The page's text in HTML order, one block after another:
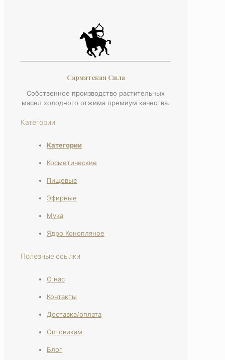
Сарматская Сила
Собственное производство растительных
масел холодного отжима премиум качества.
Категории
Категории
Косметические
Пищевые
Эфирные
Мука
Ядро Конопляное
Полезные ссылки
О нас
Контакты
Доставка/оплата
Оптовикам
Блог